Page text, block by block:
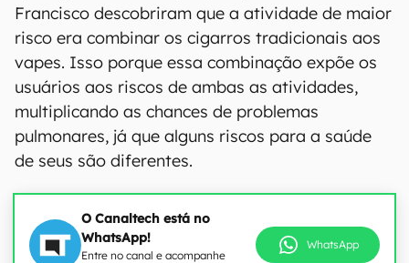
Francisco descobriram que a atividade de maior
risco era combinar os cigarros tradicionais aos
vapes. Isso porque essa combinação expõe os
usuários aos riscos de ambas as atividades,
multiplicando as chances de problemas
pulmonares, já que alguns riscos para a saúde
de seus são diferentes.
O Canaltech está no
WhatsApp!
Entre no canal e acompanhe
WhatsApp